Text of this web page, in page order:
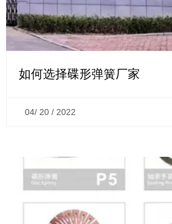
如何选择碟形弹簧厂家
04/ 20 / 2022